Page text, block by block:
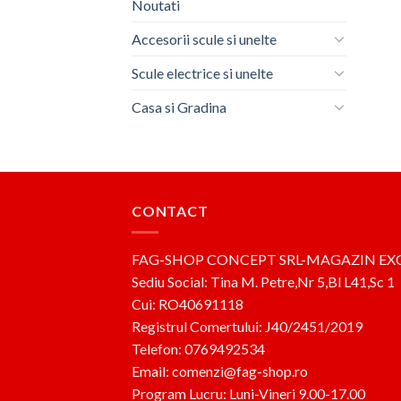
Noutati
Accesorii scule si unelte
Scule electrice si unelte
Casa si Gradina
CONTACT
FAG-SHOP CONCEPT SRL-MAGAZIN
Sediu Social: Tina M. Petre,Nr 5,Bl L41,Sc 1
Cui: RO40691118
Registrul Comertului: J40/2451/2019
Telefon: 0769492534
Email: comenzi@fag-shop.ro
Program Lucru: Luni-Vineri 9.00-17.00